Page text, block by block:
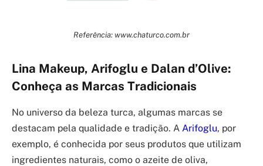
Referência: www.chaturco.com.br
Lina Makeup, Arifoglu e Dalan d’Olive:
Conheça as Marcas Tradicionais
No universo da beleza turca, algumas marcas se
destacam pela qualidade e tradição. A Arifoglu, por
exemplo, é conhecida por seus produtos que utilizam
ingredientes naturais, como o azeite de oliva,